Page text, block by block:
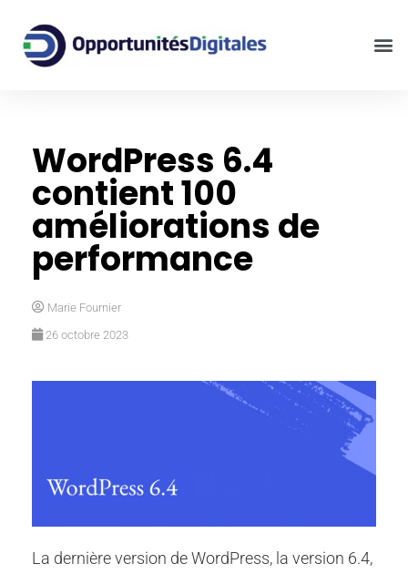
WordPress 6.4
contient 100
améliorations de
performance
Marie Fournier
26 octobre 2023
La dernière version de WordPress, la version 6.4,